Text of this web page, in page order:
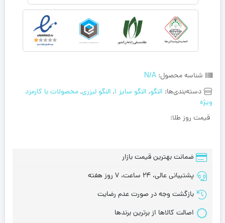
شناسه محصول: N/A
دسته‌بندی‌ها: النگو, النگو سایز 1 , النگو لیزری,محصولات با کارمزد
ویژه
قیمت روز طلا:
ضمانت بهترین قیمت بازار
پشتیبانی عالی، 24 ساعت، 7 روز هفته
بازگشت وجه در صورت عدم رضایت
اصالت کالاها از برترین برندها